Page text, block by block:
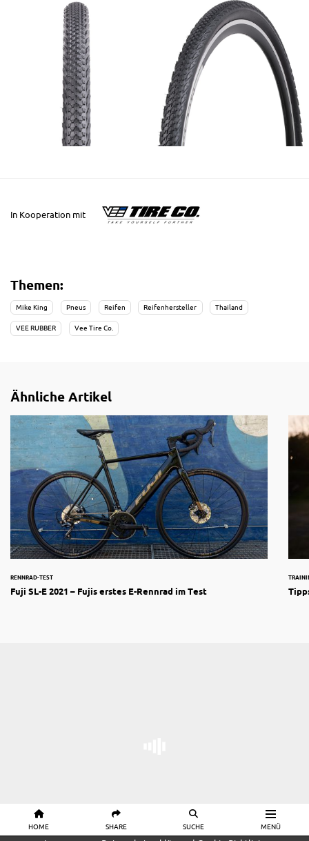
HOME SHARE SUCHE MENÜ
In Kooperation mit
Themen:
Mike King Pneus Reifen Reifenhersteller Thailand
VEE RUBBER Vee Tire Co.
Ähnliche Artikel
RENNRAD-TEST
Fuji SL-E 2021 – Fujis erstes E-Rennrad im Test